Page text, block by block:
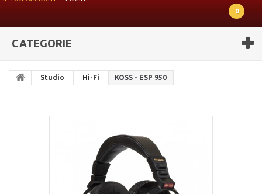
0
CATEGORIE
Studio Hi-Fi KOSS - ESP 950